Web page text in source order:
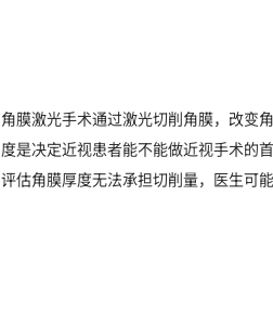
角膜激光手术通过激光切削角膜，改变
度是决定近视患者能不能做近视手术的
评估角膜厚度无法承担切削量，医生可